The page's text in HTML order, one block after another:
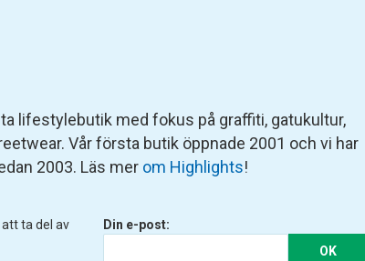
lifestylebutik med fokus på graffiti, gatukultur,
Vår första butik öppnade 2001 och vi har
2003. Läs mer om Highlights!
ta del av
Din e-post:
OK